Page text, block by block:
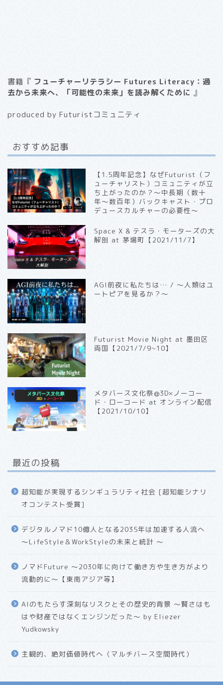
書籍『 フューチャーリテラシー Futures Literacy：過
去から未来へ、「可能性の未来」を読み解くために 』
produced by Futuristコミュニティ
おすすめ記事
【1.5周年記念】なぜFuturist（フ
ューチャリスト）コミュニティが立
ち上がったのか？〜中長期（数十
年〜数百年）バックキャスト・プロ
デュースカルチャーの必要性〜
Space X & テスラ・モーターズの大
解剖 at 茅場町【2021/11/7】
AGI前夜に私たちは… / 〜人類はユ
ートピアを見るか？〜
Futurist Movie Night at 墨田区
両国【2021/7/9~10】
メタバース文化祭@3D×ノーコー
ド・ローコード at オンライン配信
【2021/10/10】
最近の投稿
超知能が実現するシンギュラリティ社会 [超知能シナリ
オコンテスト受賞]
デジタルノマド10億人となる2035年は加速する人流へ
〜LifeStyle＆WorkStyleの未来と統計 〜
ノマドFuture 〜2030年に向けて働き方や生き方がより
流動的に〜【東南アジア等】
AIのもたらす深刻なリスクとその歴史的背景 〜賢さはも
はや財産ではなくエンジンだった〜 by Eliezer
Yudkowsky
主観的、絶対価値時代へ（マルチバース空間時代）